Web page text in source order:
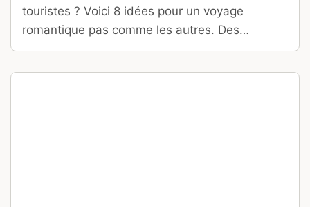
touristes ? Voici 8 idées pour un voyage
romantique pas comme les autres. Des
destinations parfois surprenantes…